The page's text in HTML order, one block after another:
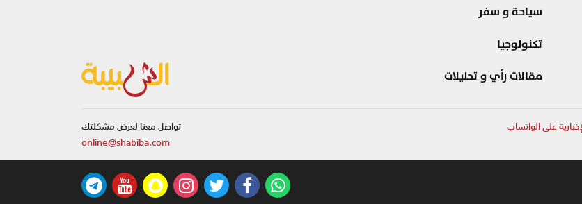
سياحة و سفر
تكنولوجيا
مقالات رأي و تحليلات
على الواتساب
تواصل معنا لعرض مشكلتك
online@shabiba.com